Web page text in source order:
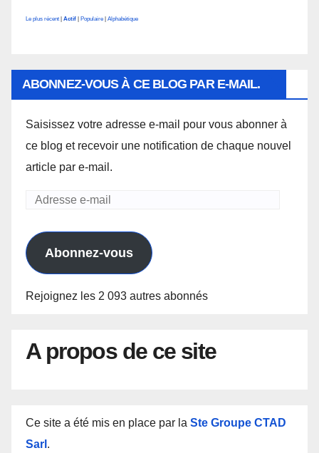
Le plus récent Actif Populaire Alphabétique
ABONNEZ-VOUS À CE BLOG PAR E-MAIL.
Saisissez votre adresse e-mail pour vous abonner à
ce blog et recevoir une notification de chaque nouvel
article par e-mail.
Adresse
mail
Abonnez-vous
Rejoignez les 2 093 autres abonnés
A propos de ce site
Ce site a été mis en place par la Ste Groupe CTAD
Sarl .